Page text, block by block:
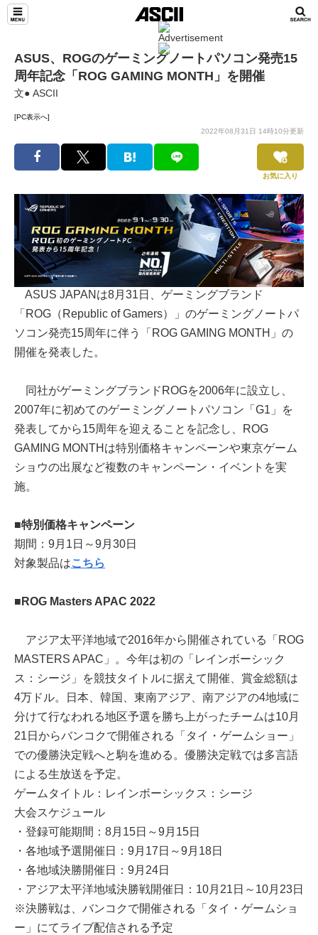
ASUS、ROGのゲーミングノートパソコン発売15
周年記念「ROG GAMING MONTH」を開催
文● ASCII
[PC表示へ]
2022年08月31日 14時10分更新
お気に入り
ASUS JAPANは8月31日、ゲーミングブランド
「ROG（Republic of Gamers）」のゲーミングノートパ
ソコン発売15周年に伴う「ROG GAMING MONTH」の
開催を発表した。
同社がゲーミングブランドROGを2006年に設立し、
2007年に初めてのゲーミングノートパソコン「G1」を
発表してから15周年を迎えることを記念し、ROG
GAMING MONTHは特別価格キャンペーンや東京ゲーム
ショウの出展など複数のキャンペーン・イベントを実
施。
■特別価格キャンペーン
期間：9月1日～9月30日
対象製品はこちら
■ ROG Masters APAC 2022
アジア太平洋地域で2016年から開催されている「ROG
MASTERS APAC」。今年は初の「レインボーシック
ス：シージ」を競技タイトルに据えて開催、賞金総額は
4万ドル。日本、韓国、東南アジア、南アジアの4地域に
分けて行なわれる地区予選を勝ち上がったチームは10月
21日からバンコクで開催される「タイ・ゲームショー」
での優勝決定戦へと駒を進める。優勝決定戦では多言語
による生放送を予定。
ゲームタイトル：レインボーシックス：シージ
大会スケジュール
・登録可能期間：8月15日～9月15日
・各地域予選開催日：9月17日～9月18日
・各地域決勝開催日：9月24日
・アジア太平洋地域決勝戦開催日：10月21日～10月23日
※決勝戦は、バンコクで開催される「タイ・ゲームショ
ー」にてライブ配信される予定